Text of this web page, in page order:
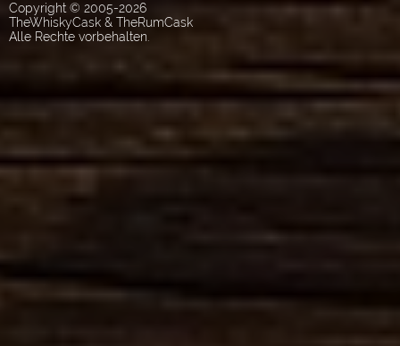
Copyright © 2005-2026
TheWhiskyCask & TheRumCask
Alle Rechte vorbehalten.